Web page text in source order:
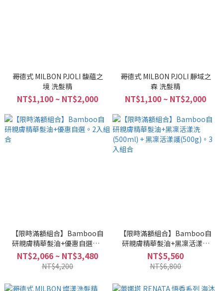
哥德式 MILBON PJOLI 馥藴之
境 洗髮精
NT$1,100 ~ NT$2,000
哥德式 MILBON PJOLI 靜域之
森 洗髮精
NT$1,100 ~ NT$2,000
【限時滿額組合】Bamboo自
研親膚精華髮油+優惠自選。2
入組合
NT$2,066 ~ NT$3,480
NT$4,200
【限時滿額組合】Bamboo自
研親膚精華髮油+黑凜活漾洗
(500ml) + 黑凜活漾護(500g)。
3入組合
NT$5,560
NT$6,800